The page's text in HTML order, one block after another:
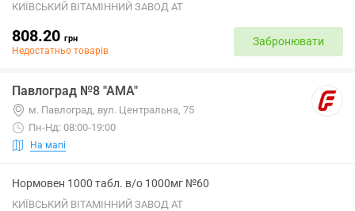
КИЇВСЬКИЙ ВІТАМІННИЙ ЗАВОД АТ
808.20 грн
Недостатньо товарів
Забронювати
Павлоград №8 "АМА"
м. Павлоград, вул. Центральна, 75
Пн-Нд: 08:00-19:00
На мапі
Нормовен 1000 табл. в/о 1000мг №60
КИЇВСЬКИЙ ВІТАМІННИЙ ЗАВОД АТ